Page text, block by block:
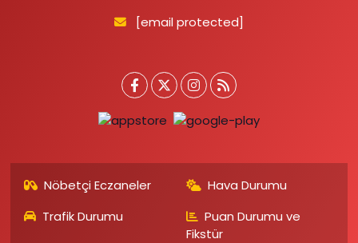
[email protected]
Nöbetçi Eczaneler
Hava Durumu
Trafik Durumu
Puan Durumu ve
Fikstür